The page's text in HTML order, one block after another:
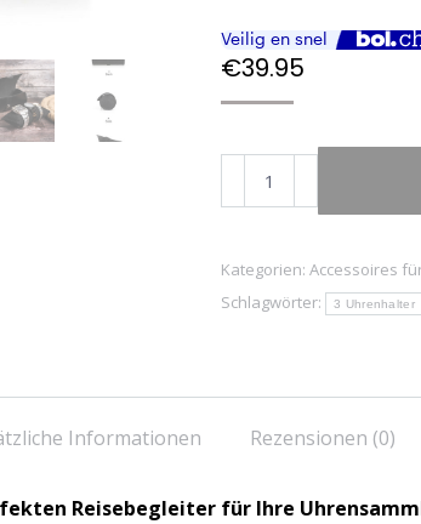
€39.95
BUGOLINI
ANTIQUS3
Leder-
Uhrenbox
Uhrenhalter
Kategorien: Accessoires
Schlagwörter:
3 Uhrenhalter
Informationen Rezensionen (0)
Reisebegleiter für Ihre